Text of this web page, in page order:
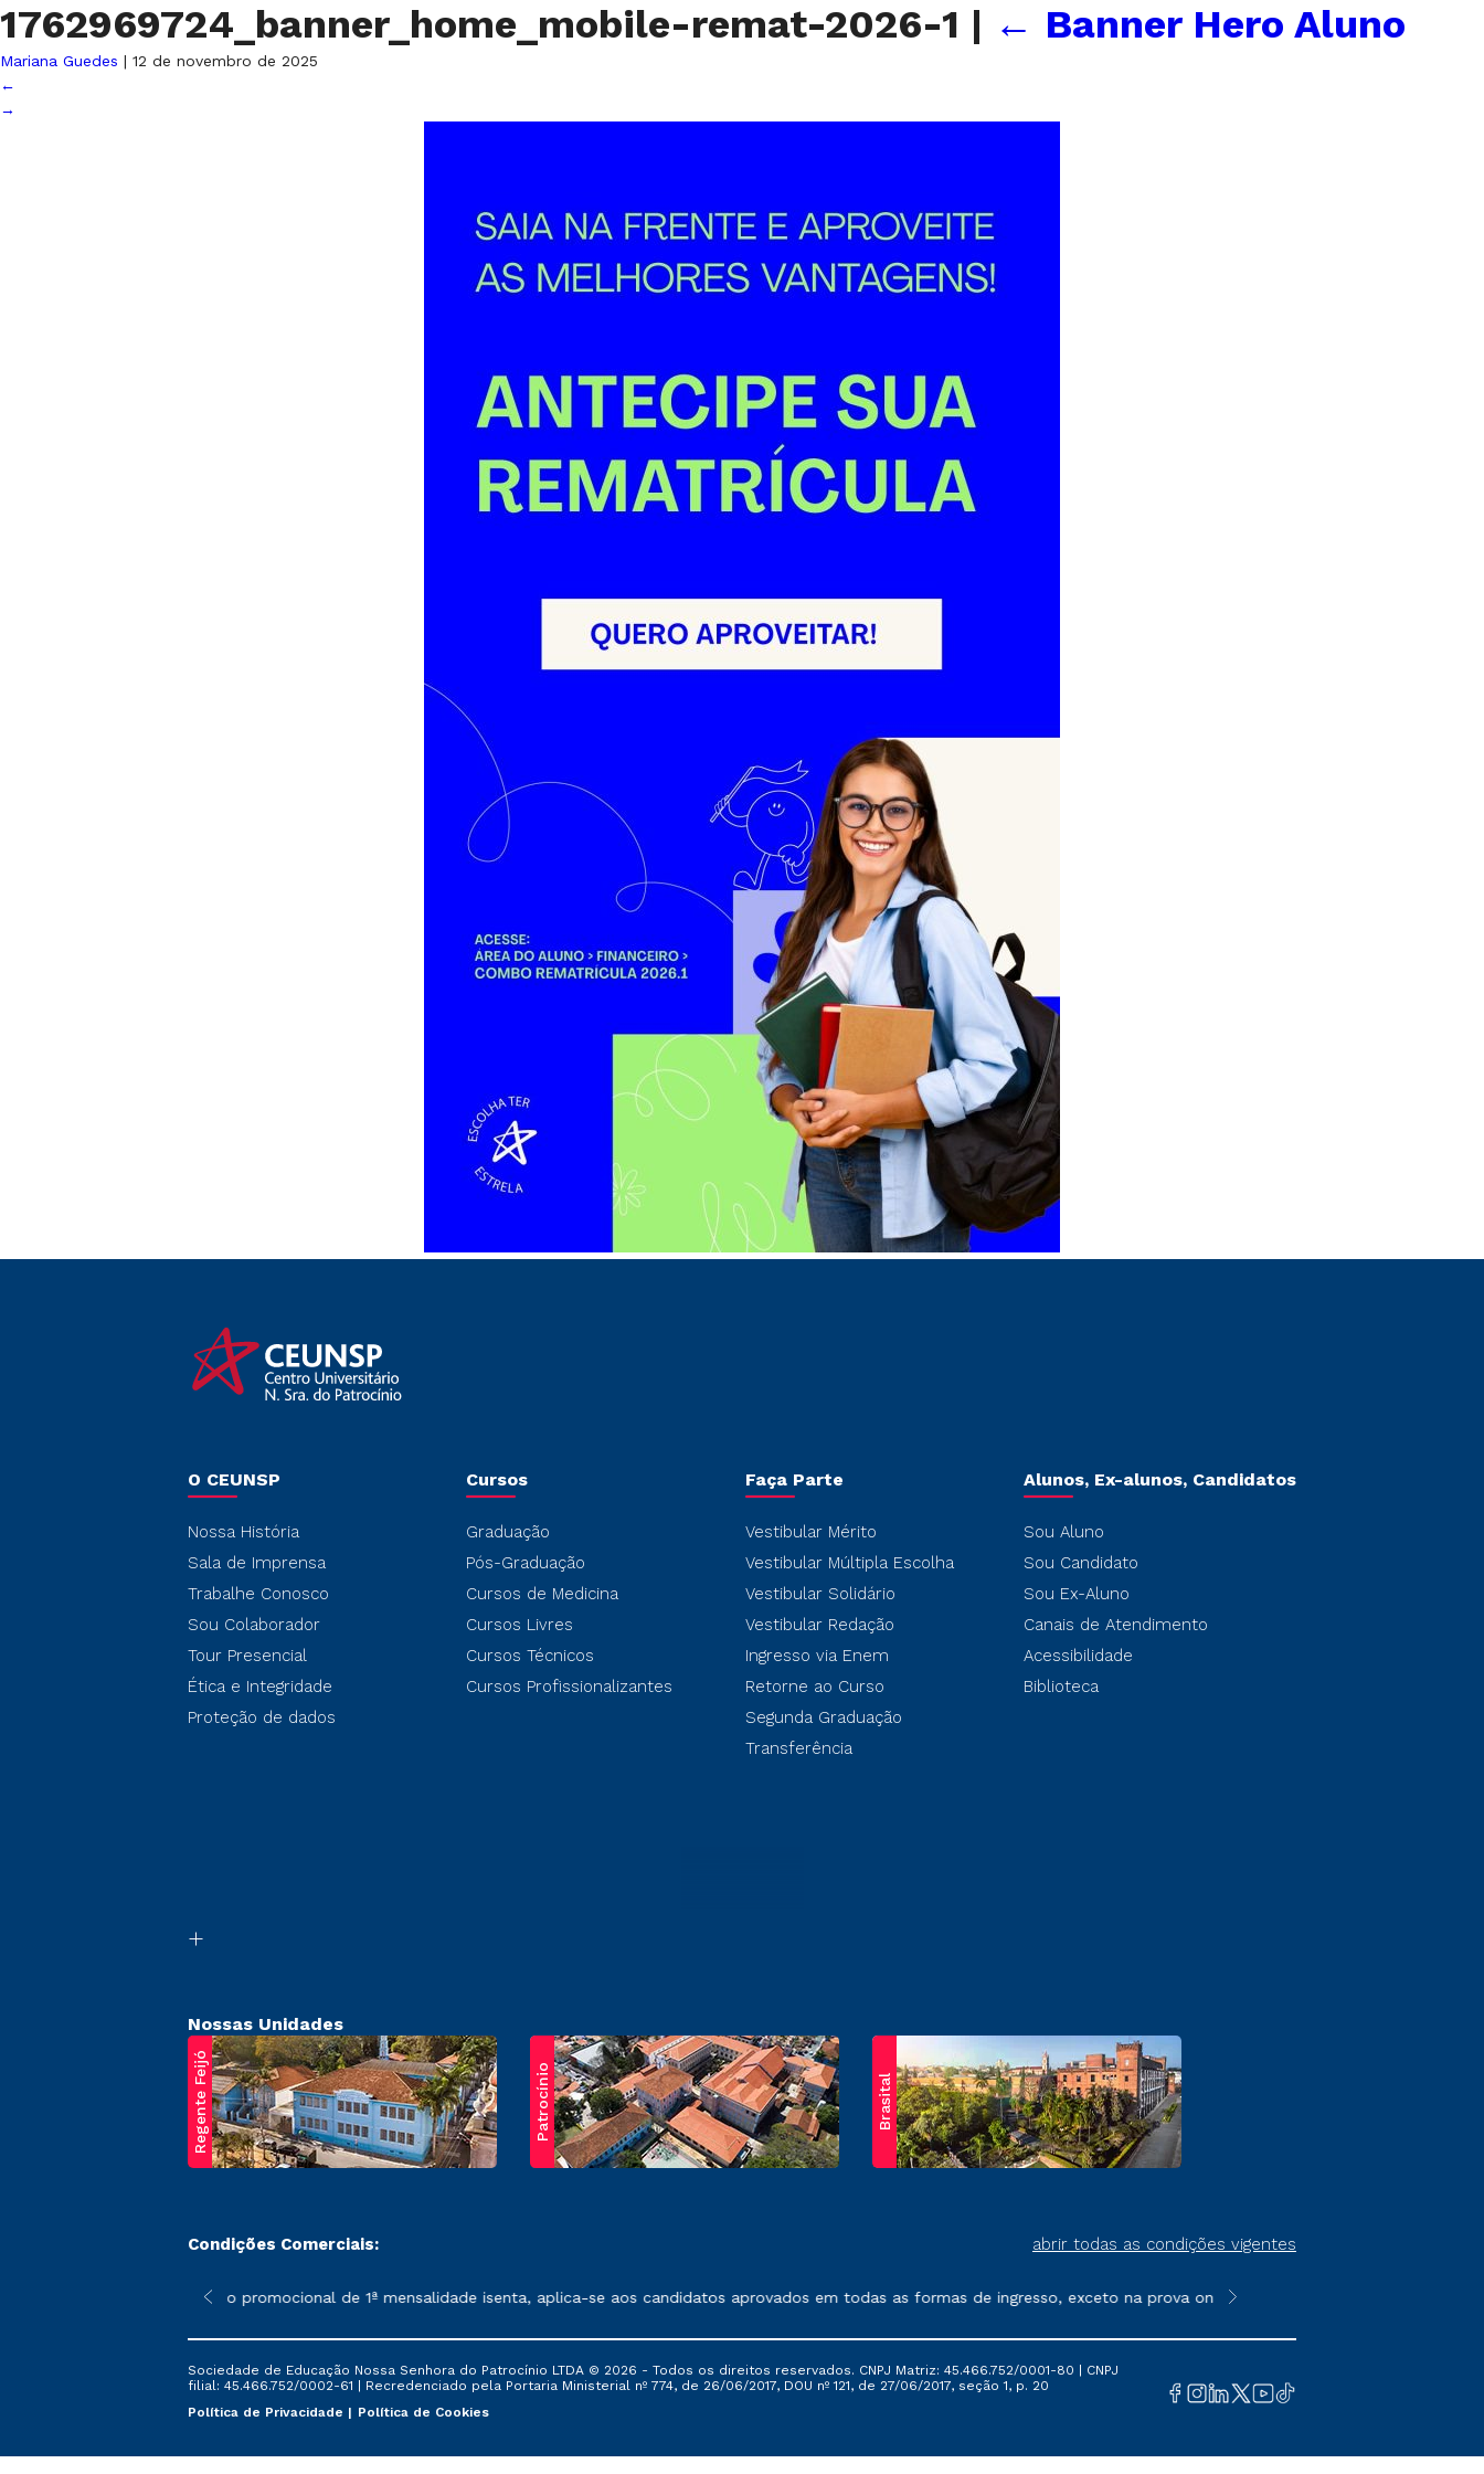
1762969724_banner_home_mobile-remat-2026-1 | ← Banner Hero Aluno
Mariana Guedes | 12 de novembro de 2025
←
→
O CEUNSP
Nossa História
Sala de Imprensa
Trabalhe Conosco
Sou Colaborador
Tour Presencial
Ética e Integridade
Proteção de dados
Cursos
Graduação
Pós-Graduação
Cursos de Medicina
Cursos Livres
Cursos Técnicos
Cursos Profissionalizantes
Faça Parte
Vestibular Mérito
Vestibular Múltipla Escolha
Vestibular Solidário
Vestibular Redação
Ingresso via Enem
Retorne ao Curso
Segunda Graduação
Transferência
Alunos, Ex-alunos, Candidatos
Sou Aluno
Sou Candidato
Sou Ex-Aluno
Canais de Atendimento
Acessibilidade
Biblioteca
Nossas Unidades
Regente Feijó Patrocínio Brasital
Condições Comerciais: abrir todas as condições vigentes
sofrer alterações nos períodos de rematrícula conforme exposto no contrato de prestação de serviços.
*A condição promocional de 1ª mensalidade isenta, aplica-se aos candidatos aprovados em todas as formas de ingresso, exceto na prova on-line ou agendada, que ofertam
**Semipresencial é um formato do
Sociedade de Educação Nossa Senhora do Patrocínio LTDA © 2026 - Todos os direitos reservados. CNPJ Matriz: 45.466.752/0001-80 | CNPJ
filial: 45.466.752/0002-61 | Recredenciado pela Portaria Ministerial nº 774, de 26/06/2017, DOU nº 121, de 27/06/2017, seção 1, p. 20
Política de Privacidade
Política de Cookies